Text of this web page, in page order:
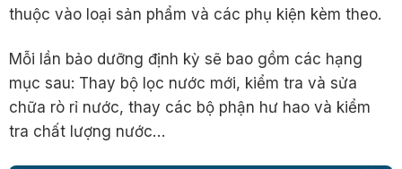
thuộc vào loại sản phẩm và các phụ kiện kèm theo.
Mỗi lần bảo dưỡng định kỳ sẽ bao gồm các hạng
mục sau: Thay bộ lọc nước mới, kiểm tra và sửa
chữa rò rỉ nước, thay các bộ phận hư hao và kiểm
tra chất lượng nước…